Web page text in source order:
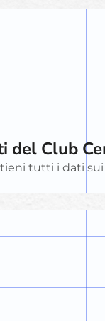
del Club
tutti i dati sui